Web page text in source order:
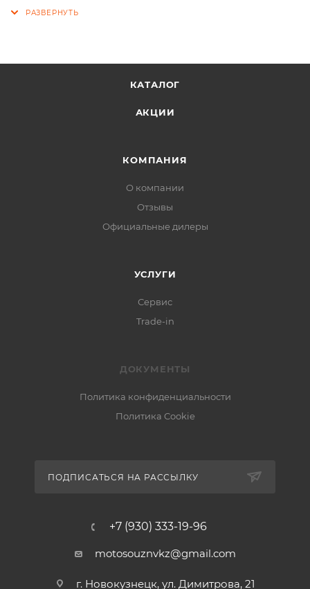
КАТАЛОГ
АКЦИИ
КОМПАНИЯ
О компании
Отзывы
Официальные дилеры
УСЛУГИ
Сервис
Trade-in
ДОКУМЕНТЫ
Политика конфиденциальности
Политика Cookie
ПОДПИСАТЬСЯ НА РАССЫЛКУ
+7 (930) 333-19-96
motosouznvkz@gmail.com
г. Новокузнецк, ул. Димитрова, 21